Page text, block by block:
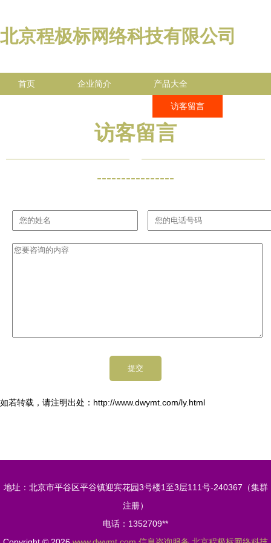
北京程极标网络科技有限公司
首页 企业简介 产品大全
访客留言
访客留言
----------------
如若转载，请注明出处：http://www.dwymt.com/ly.html
地址：北京市平谷区平谷镇迎宾花园3号楼1至3层111号-240367（集群
注册）
电话：1352709**